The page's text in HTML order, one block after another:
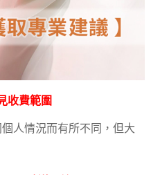
收費範圍
人情況而有所不同，但大